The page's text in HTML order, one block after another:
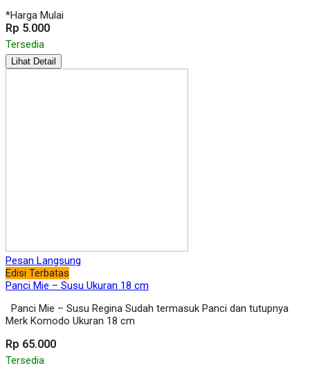
*Harga Mulai
Rp 5.000
Tersedia
Lihat Detail
Pesan Langsung
Edisi Terbatas
Panci Mie – Susu Ukuran 18 cm
Panci Mie – Susu Regina Sudah termasuk Panci dan tutupnya
Merk Komodo Ukuran 18 cm
Rp 65.000
Tersedia